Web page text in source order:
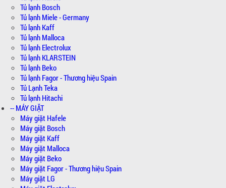
Tủ lạnh Bosch
Tủ lạnh Miele - Germany
Tủ lạnh Kaff
Tủ lạnh Malloca
Tủ lạnh Electrolux
Tủ lạnh KLARSTEIN
Tủ lạnh Beko
Tủ lạnh Fagor - Thương hiệu Spain
Tủ Lạnh Teka
Tủ lạnh Hitachi
-- MÁY GIẶT
Máy giặt Hafele
Máy giặt Bosch
Máy giặt Kaff
Máy giặt Malloca
Máy giặt Beko
Máy giặt Fagor - Thương hiệu Spain
Máy giặt LG